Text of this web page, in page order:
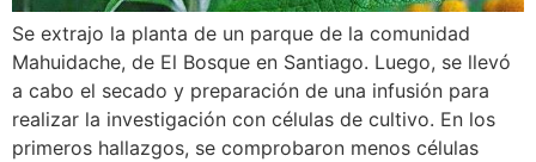
Se extrajo la planta de un parque de la comunidad
Mahuidache, de El Bosque en Santiago. Luego, se llevó
a cabo el secado y preparación de una infusión para
realizar la investigación con células de cultivo. En los
primeros hallazgos, se comprobaron menos células